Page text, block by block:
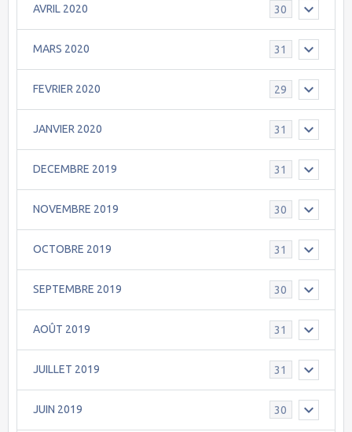
AVRIL 2020 30
MARS 2020 31
FEVRIER 2020 29
JANVIER 2020 31
DECEMBRE 2019 31
NOVEMBRE 2019 30
OCTOBRE 2019 31
SEPTEMBRE 2019 30
AOÛT 2019 31
JUILLET 2019 31
JUIN 2019 30